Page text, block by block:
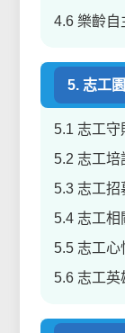
4.6 樂齡自
5. 志工
5.1 志工守
5.2 志工培
5.3 志工招
5.4 志工相
5.5 志工心
5.6 志工英